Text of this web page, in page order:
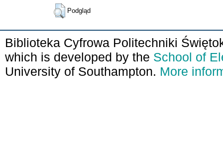
Podgląd
Biblioteka Cyfrowa Politechniki
which is developed by the School of
University of Southampton. More